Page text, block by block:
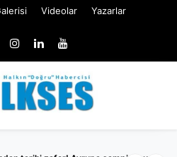
Videolar Yazarlar